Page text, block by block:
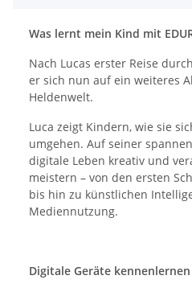
Was lernt mein Kind mit
Nach Lucas erster Reise
er sich nun auf ein weiteres
Heldenwelt.
Luca zeigt Kindern, wie sie
umgehen. Auf seiner
digitale Leben kreativ und
meistern – von den ersten
bis hin zu künstlichen
Mediennutzung.
Digitale Geräte kennenlernen